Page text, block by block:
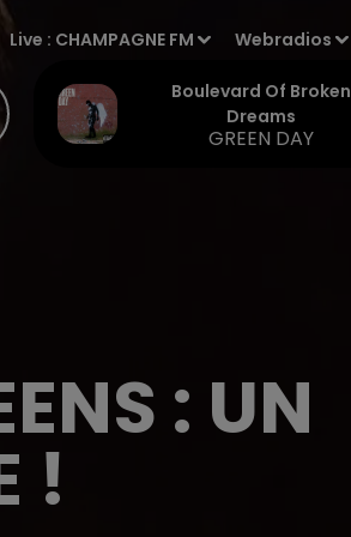
Live : CHAMPAGNE FM Webradios
Boulevard Of Broken
Dreams
GREEN DAY
: UN
!